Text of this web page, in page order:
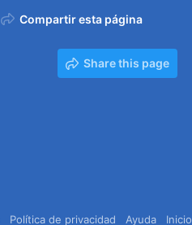
Compartir esta página
Share this page
Política de privacidad Ayuda Inicio